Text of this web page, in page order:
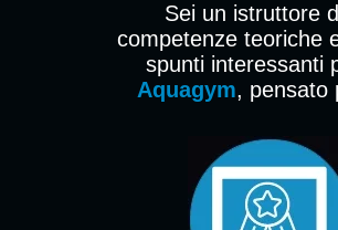
Sei un istruttore
competenze teoriche
spunti interessanti
Aquagym, pensato